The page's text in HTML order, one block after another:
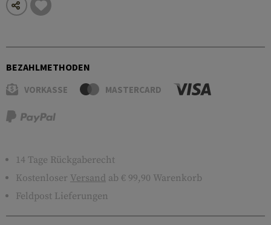
BEZAHLMETHODEN
VORKASSE MASTERCARD
14 Tage Rückgaberecht
Kostenloser Versand ab € 99,90 Warenkorb
Feldpost Lieferungen